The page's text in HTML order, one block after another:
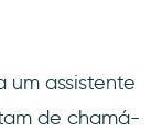
um assistente
de chamá-